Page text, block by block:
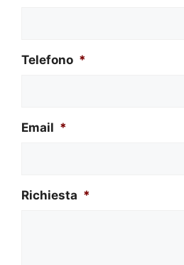
Telefono *
Email *
Richiesta *